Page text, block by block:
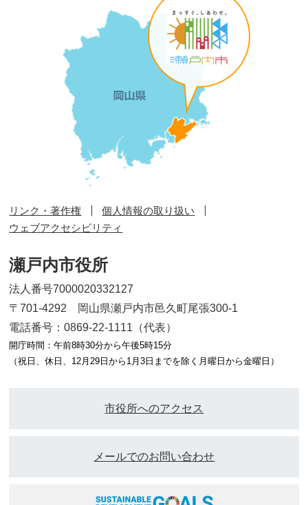
リンク・著作権
個人情報の取り扱い
ウェブアクセシビリティ
瀬戸内市役所
法人番号7000020332127
〒701-4292 岡山県瀬戸内市邑久町尾張300-1
電話番号：0869-22-1111（代表）
開庁時間：午前8時30分から午後5時15分
（祝日、休日、12月29日から1月3日までを除く月曜日から金曜日）
市役所へのアクセス
メールでのお問い合わせ